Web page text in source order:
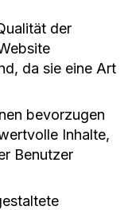
der
da sie eine Art
bevorzugen
Inhalte,
Benutzer